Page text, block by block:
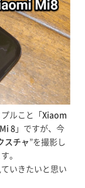
ルこと「 Xiaom
8 」ですが、今
スチャ ”を撮影し
。
いきたいと思い